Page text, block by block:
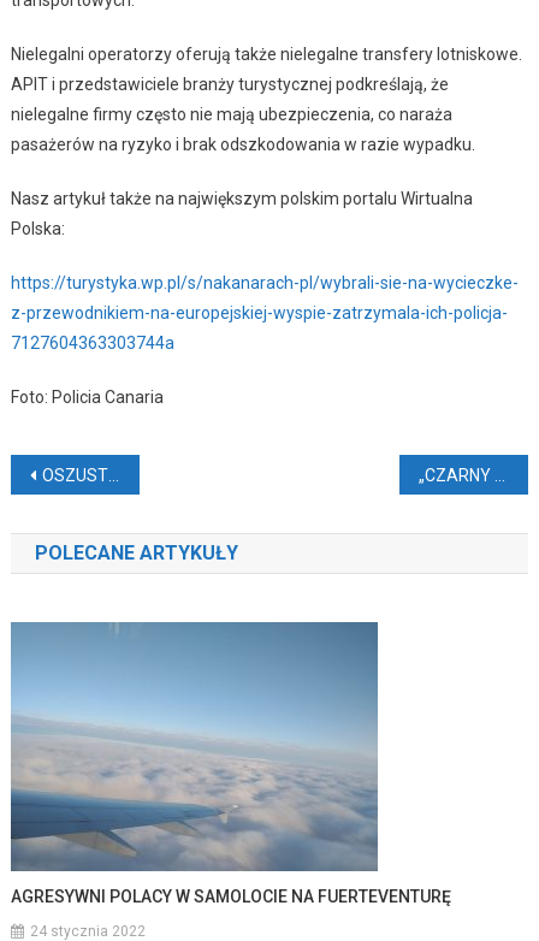
Nielegalni operatorzy oferują także nielegalne transfery lotniskowe.
APIT i przedstawiciele branży turystycznej podkreślają, że
nielegalne firmy często nie mają ubezpieczenia, co naraża
pasażerów na ryzyko i brak odszkodowania w razie wypadku.
Nasz artykuł także na największym polskim portalu Wirtualna
Polska:
https://turystyka.wp.pl/s/nakanarach-pl/wybrali-sie-na-wycieczke-
z-przewodnikiem-na-europejskiej-wyspie-zatrzymala-ich-policja-
7127604363303744a
Foto: Policia Canaria
Nawigacja
wpisu
OSZUSTWA W WYPOŻYCZALNI AUT
POLECANE ARTYKUŁY
AGRESYWNI POLACY W SAMOLOCIE NA FUERTEVENTURĘ
24 stycznia 2022